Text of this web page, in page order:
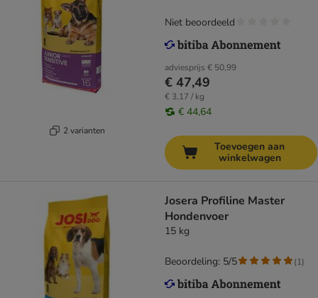
2 varianten
adviesprijs € 50,99
€ 47,49
€ 3,17 / kg
€ 44,64
Niet beoordeeld
Toevoegen aan
winkelwagen
Josera Profiline Master
Hondenvoer
15 kg
Beoordeling: 5/5 (1)